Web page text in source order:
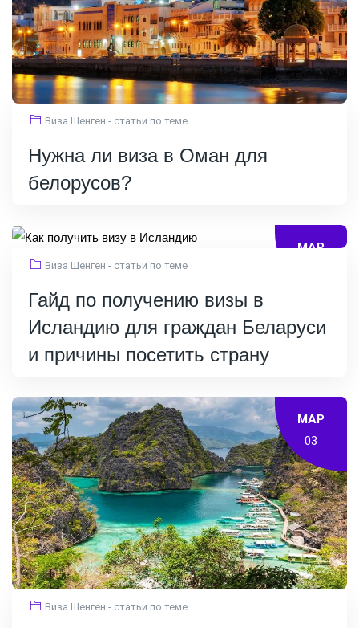
Виза Шенген - статьи по теме
Нужна ли виза в Оман для
белорусов?
МАР
Виза Шенген - статьи по теме
Гайд по получению визы в
Исландию для граждан Беларуси
и причины посетить страну
МАР
03
Виза Шенген - статьи по теме